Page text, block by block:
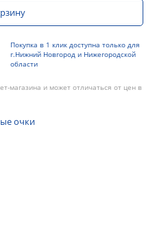
Покупка в 1 клик доступна только для
г.Нижний Новгород и Нижегородской
области
магазина и может отличаться от цен в
очки